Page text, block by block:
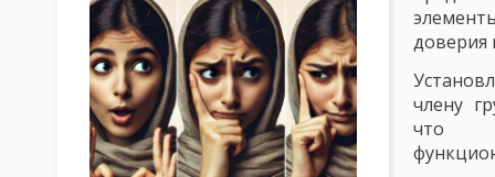
ДИДАКТИЧЕСКИЕ ПРИНЦИПЫ И ИХ КЛАССИФИКАЦИЯ
ПРИНЦИП ПРАКТИЧЕСКОЙ НАПРАВЛЕННОСТИ, СИСТЕМНОСТИ
ПРИНЦИП ОПТИМИЗАЦИИ ОБУЧЕНИЯ ПРИНЦИП
ПРИНЦИП НАГЛЯДНОСТИ В ОБУЧЕНИИ ПРИНЦИП
доверия
члену
что